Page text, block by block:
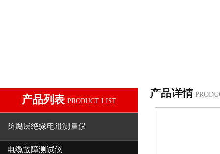
产品列表 PRODUCT LIST
防腐层绝缘电阻测量仪
电缆故障测试仪
产品详情